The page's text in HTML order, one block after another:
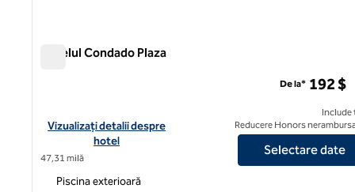
Hotelul Condado Plaza
Vizualizați detaliile hotelului Condado Plaza
Vizualizați detalii despre
hotel
47,31 milă
De la* 192 $
Include
Reducere Honors
Selectare date
Piscina exterioară